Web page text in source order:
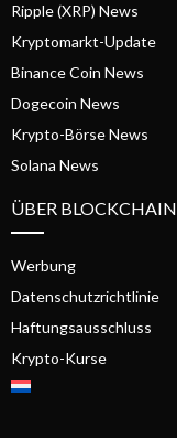
Ripple (XRP) News
Kryptomarkt-Update
Binance Coin News
Dogecoin News
Krypto-Börse News
Solana News
ÜBER BLOCKCHAIN
Werbung
Datenschutzrichtlinie
Haftungsausschluss
Krypto-Kurse